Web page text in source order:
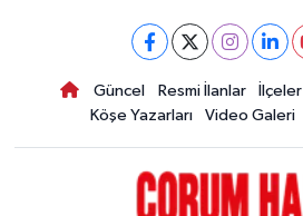
Güncel Resmi İlanlar İlçeler
Köşe Yazarları
Video Galeri